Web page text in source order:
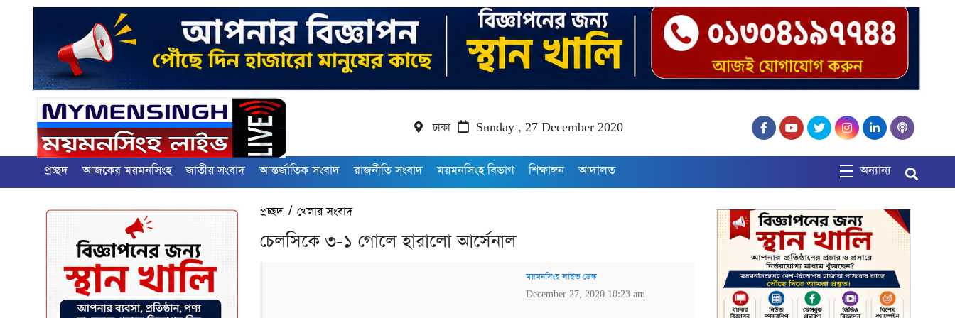
ঢাকা Sunday , 27 December 2020
প্রচ্ছদ আজকের ময়মনসিংহ জাতীয় সংবাদ আন্তর্জাতিক সংবাদ রাজনীতি সংবাদ ময়মনসিংহ বিভাগ শিক্ষাঙ্গন আদালত অন্যান্য
প্রচ্ছদ/খেলার সংবাদ
চেলসিকে ৩-১ গোলে হারালো আর্সেনাল
ময়মনসিংহ লাইভ ডেস্ক
December 27, 2020 10:23 am